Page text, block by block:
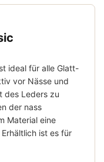
ideal für alle Glatt-
vor Nässe und
des Leders zu
der nass
Material eine
ist es für